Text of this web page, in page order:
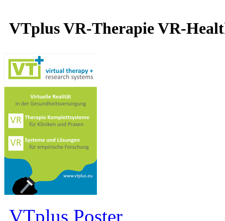
VTplus VR-Therapie VR-
VTplus Poster